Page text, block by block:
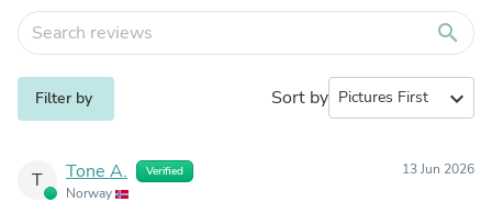
search
Filter by Sort by expand_more
T Tone A. Verified
Norway
13 Jun 2026